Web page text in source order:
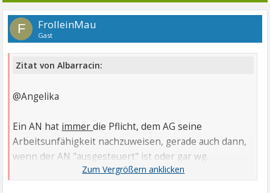
F FrolleinMau
Gast
Zitat von Albarracin:
@Angelika
Ein AN hat immerdie Pflicht, dem AG seine
Arbeitsunfähigkeit nachzuweisen, gerade auch dann,
wenn der AN "ausgesteuert" ist oder gar wg.
Krankheit ALG I bezieht. Während des Bezuges von